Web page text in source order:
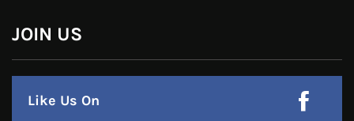
हमसे जुड़े !!